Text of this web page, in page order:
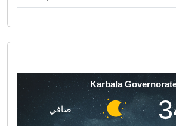
Karbala
صافي